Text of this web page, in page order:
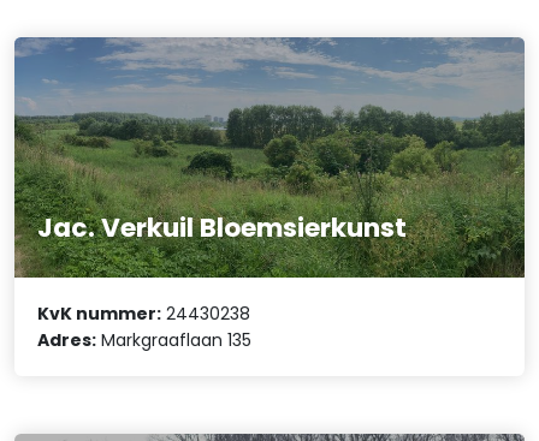
Jac. Verkuil Bloemsierkunst
KvK nummer: 24430238
Adres: Markgraaflaan 135